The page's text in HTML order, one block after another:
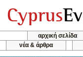
αρχική σελίδα
νέα & άρθρα